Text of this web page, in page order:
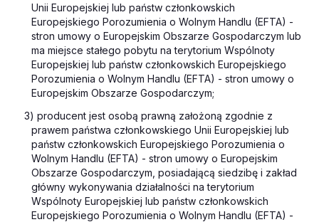
Unii Europejskiej lub państw członkowskich
Europejskiego Porozumienia o Wolnym Handlu (EFTA) -
stron umowy o Europejskim Obszarze Gospodarczym lub
ma miejsce stałego pobytu na terytorium Wspólnoty
Europejskiej lub państw członkowskich Europejskiego
Porozumienia o Wolnym Handlu (EFTA) - stron umowy o
Europejskim Obszarze Gospodarczym;
3) producent jest osobą prawną założoną zgodnie z
prawem państwa członkowskiego Unii Europejskiej lub
państw członkowskich Europejskiego Porozumienia o
Wolnym Handlu (EFTA) - stron umowy o Europejskim
Obszarze Gospodarczym, posiadającą siedzibę i zakład
główny wykonywania działalności na terytorium
Wspólnoty Europejskiej lub państw członkowskich
Europejskiego Porozumienia o Wolnym Handlu (EFTA) -